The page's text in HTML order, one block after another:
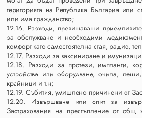
територията на Република България или
или има гражданство;
12.16. Разходи, превишаващи
за обслужване и необходими
комфорт като самостоятелна стая, радио,
12.17. Разходи за ваксиниране и
12.18. Разходи за протези, импланти,
устройства или оборудване, очила, лещи,
крайници и т.н;
12.19. Събития, умишлено причинени от
12.20. Извършване или опит за
Застрахования на престъпление от общ